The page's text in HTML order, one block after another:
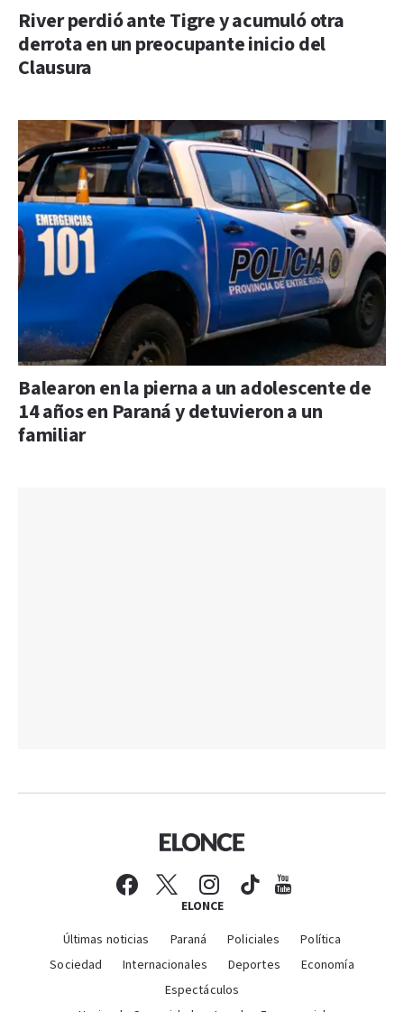
River perdió ante Tigre y acumuló otra
derrota en un preocupante inicio del
Clausura
Balearon en la pierna a un adolescente de
14 años en Paraná y detuvieron a un
familiar
ELONCE
Últimas noticias Paraná Policiales
Política
Sociedad
Internacionales Deportes
Economía
Espectáculos